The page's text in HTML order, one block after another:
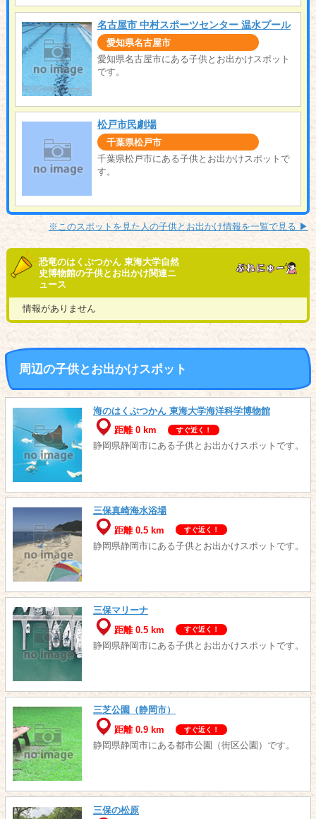
名古屋市 中村スポーツセンター 温水プール
愛知県名古屋市
愛知県名古屋市にある子供とお出かけスポット
です。
松戸市民劇場
千葉県松戸市
千葉県松戸市にある子供とお出かけスポットで
す。
※このスポットを見た人の子供とお出かけ情報を一覧で見る ▶︎
恐竜のはくぶつかん 東海大学自然
史博物館の子供とお出かけ関連ニ
ュース
情報がありません
周辺の子供とお出かけスポット
海のはくぶつかん 東海大学海洋科学博物館
距離 0 km
すぐ近く！
静岡県静岡市にある子供とお出かけスポットです。
三保真崎海水浴場
距離 0.5 km
すぐ近く！
静岡県静岡市にある子供とお出かけスポットです。
三保マリーナ
距離 0.5 km
すぐ近く！
静岡県静岡市にある子供とお出かけスポットです。
三芝公園（静岡市）
距離 0.9 km
すぐ近く！
静岡県静岡市にある都市公園（街区公園）です。
三保の松原